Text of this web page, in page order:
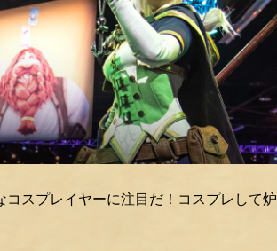
スプレイヤーに注目だ！コスプレして炉